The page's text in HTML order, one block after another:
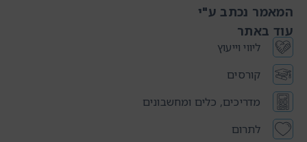
המאמר נכתב ע"י
עוד באתר
ליווי וייעוץ
קורסים
מדריכים, כלים ומחשבונים
לתרום